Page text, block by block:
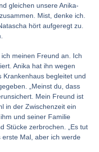
gleichen unsere Anika-
Mist, denke ich.
hört aufgeregt zu.
meinen Freund an. Ich
Anika hat ihn wegen
Krankenhaus begleitet und
„Meinst du, dass
Mein Freund ist
in der Zwischenzeit ein
und seiner Familie
Stücke zerbrochen. „Es tut
erste Mal, aber ich werde